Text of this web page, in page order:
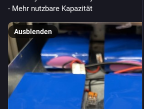
- Mehr nutzbare Kapazität
Ausblenden